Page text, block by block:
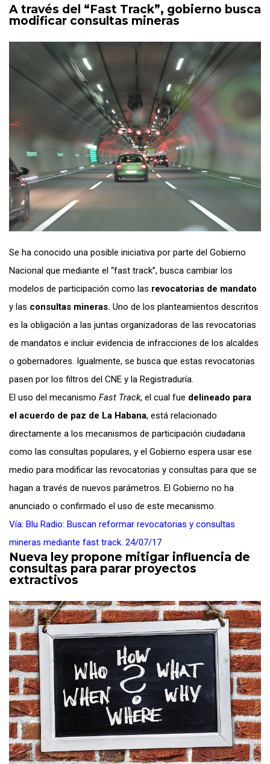
A través del “Fast Track”, gobierno busca
modificar consultas mineras
Se ha conocido una posible iniciativa por parte del Gobierno
Nacional que mediante el “fast track”, busca cambiar los
modelos de participación como las revocatorias de mandato
y las consultas mineras. Uno de los planteamientos descritos
es la obligación a las juntas organizadoras de las revocatorias
de mandatos e incluir evidencia de infracciones de los alcaldes
o gobernadores. Igualmente, se busca que estas revocatorias
pasen por los filtros del CNE y la Registraduría.
El uso del mecanismo Fast Track, el cual fue delineado para
el acuerdo de paz de La Habana, está relacionado
directamente a los mecanismos de participación ciudadana
como las consultas populares, y el Gobierno espera usar ese
medio para modificar las revocatorias y consultas para que se
hagan a través de nuevos parámetros. El Gobierno no ha
anunciado o confirmado el uso de este mecanismo.
Vía: Blu Radio: Buscan reformar revocatorias y consultas
mineras mediante fast track. 24/07/17
Nueva ley propone mitigar influencia de
consultas para parar proyectos
extractivos